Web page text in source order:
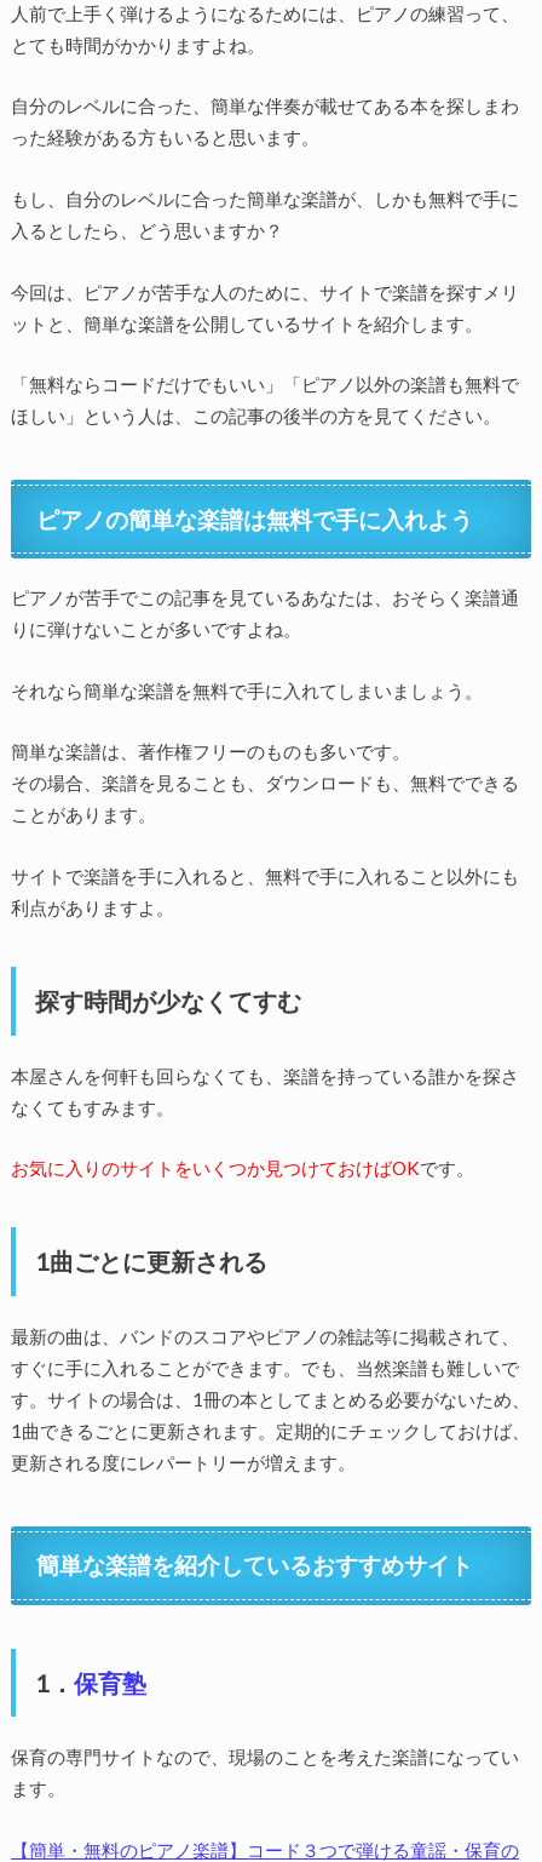
人前で上手く弾けるようになるためには、ピアノの練習って、
とても時間がかかりますよね。
自分のレベルに合った、簡単な伴奏が載せてある本を探しまわ
った経験がある方もいると思います。
もし、自分のレベルに合った簡単な楽譜が、しかも無料で手に
入るとしたら、どう思いますか？
今回は、ピアノが苦手な人のために、サイトで楽譜を探すメリ
ットと、簡単な楽譜を公開しているサイトを紹介します。
「無料ならコードだけでもいい」「ピアノ以外の楽譜も無料で
ほしい」という人は、この記事の後半の方を見てください。
ピアノの簡単な楽譜は無料で手に入れよう
ピアノが苦手でこの記事を見ているあなたは、おそらく楽譜通
りに弾けないことが多いですよね。
それなら簡単な楽譜を無料で手に入れてしまいましょう。
簡単な楽譜は、著作権フリーのものも多いです。
その場合、楽譜を見ることも、ダウンロードも、無料でできる
ことがあります。
サイトで楽譜を手に入れると、無料で手に入れること以外にも
利点がありますよ。
探す時間が少なくてすむ
本屋さんを何軒も回らなくても、楽譜を持っている誰かを探さ
なくてもすみます。
お気に入りのサイトをいくつか見つけておけばOKです。
1曲ごとに更新される
最新の曲は、バンドのスコアやピアノの雑誌等に掲載されて、
すぐに手に入れることができます。でも、当然楽譜も難しいで
す。サイトの場合は、1冊の本としてまとめる必要がないため、
1曲できるごとに更新されます。定期的にチェックしておけば、
更新される度にレパートリーが増えます。
簡単な楽譜を紹介しているおすすめサイト
1． 保育塾
保育の専門サイトなので、現場のことを考えた楽譜になってい
ます。
【簡単・無料のピアノ楽譜】コード３つで弾ける童謡・保育の